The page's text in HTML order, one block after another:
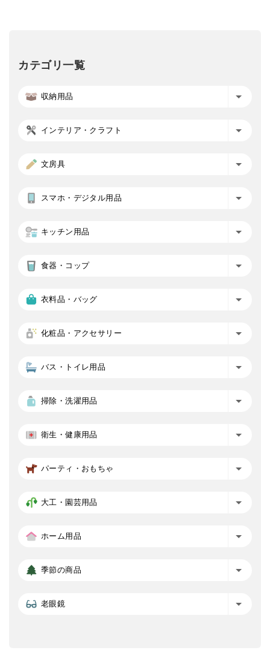
カテゴリ一覧
収納用品
インテリア・クラフト
文房具
スマホ・デジタル用品
キッチン用品
食器・コップ
衣料品・バッグ
化粧品・アクセサリー
バス・トイレ用品
掃除・洗濯用品
衛生・健康用品
パーティ・おもちゃ
大工・園芸用品
ホーム用品
季節の商品
老眼鏡